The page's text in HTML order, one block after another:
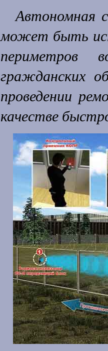
Автономная
может быть
периметров
гражданских
проведении
качестве